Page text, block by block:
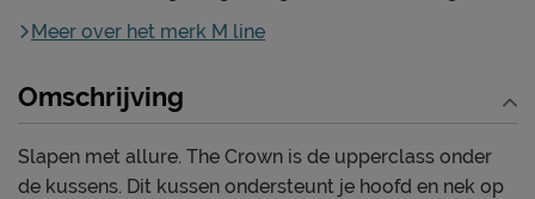
Meer over het merk M line
Omschrijving
Slapen met allure. The Crown is de upperclass onder
de kussens. Dit kussen ondersteunt je hoofd en nek op